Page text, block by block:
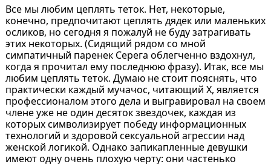
Все мы любим цеплять теток. Нет, некоторые,
конечно, предпочитают цеплять дядек или маленьких
осликов, но сегодня я пожалуй не буду затрагивать
этих некоторых. (Сидящий рядом со мной
симпатичный паренек Серега облегченно вздохнул,
когда я прочитал ему последнюю фразу). Итак, все мы
любим цеплять теток. Думаю не стоит пояснять, что
практически каждый мучачос, читающий Х, является
профессионалом этого дела и выгравировал на своем
члене уже не один десяток звездочек, каждая из
которых символизирует победу информационных
технологий и здоровой сексуальной агрессии над
женской логикой. Однако запикапленные девушки
имеют одну очень плохую черту: они частенько